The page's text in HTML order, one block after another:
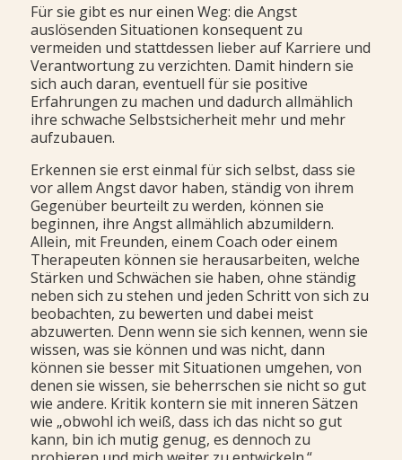
Für sie gibt es nur einen Weg: die Angst
auslösenden Situationen konsequent zu
vermeiden und stattdessen lieber auf Karriere und
Verantwortung zu verzichten. Damit hindern sie
sich auch daran, eventuell für sie positive
Erfahrungen zu machen und dadurch allmählich
ihre schwache Selbstsicherheit mehr und mehr
aufzubauen.
Erkennen sie erst einmal für sich selbst, dass sie
vor allem Angst davor haben, ständig von ihrem
Gegenüber beurteilt zu werden, können sie
beginnen, ihre Angst allmählich abzumildern.
Allein, mit Freunden, einem Coach oder einem
Therapeuten können sie herausarbeiten, welche
Stärken und Schwächen sie haben, ohne ständig
neben sich zu stehen und jeden Schritt von sich zu
beobachten, zu bewerten und dabei meist
abzuwerten. Denn wenn sie sich kennen, wenn sie
wissen, was sie können und was nicht, dann
können sie besser mit Situationen umgehen, von
denen sie wissen, sie beherrschen sie nicht so gut
wie andere. Kritik kontern sie mit inneren Sätzen
wie „obwohl ich weiß, dass ich das nicht so gut
kann, bin ich mutig genug, es dennoch zu